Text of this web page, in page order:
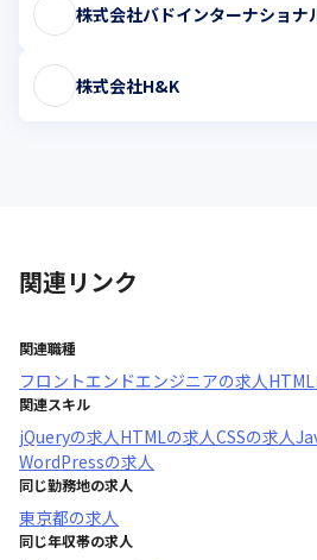
株式会社バドインターナショナ
株式会社H&K
関連リンク
関連職種
フロントエンドエンジニアの求人
関連スキル
jQueryの求人HTMLの求人CSSの求人
WordPressの求人
同じ勤務地の求人
東京都の求人
同じ年収帯の求人